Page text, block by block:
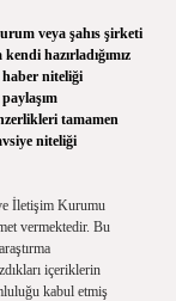
veya şahıs şirketi
hazırladığımız
haber niteliği
tamamen
niteliği
İletişim Kurumu
vermektedir. Bu
içeriklerin
kabul etmiş